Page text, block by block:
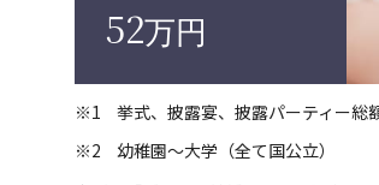
52万円
挙式、披露宴、披露パーティー総
幼稚園～大学（全て国公立）